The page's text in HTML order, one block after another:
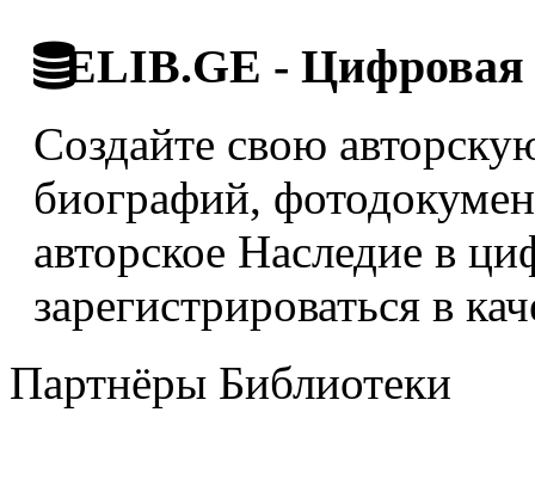
ELIB.GE - Цифровая
Создайте свою
биографий,
авторское Наследие в
зарегистрироваться в
Партнёры Библиотеки